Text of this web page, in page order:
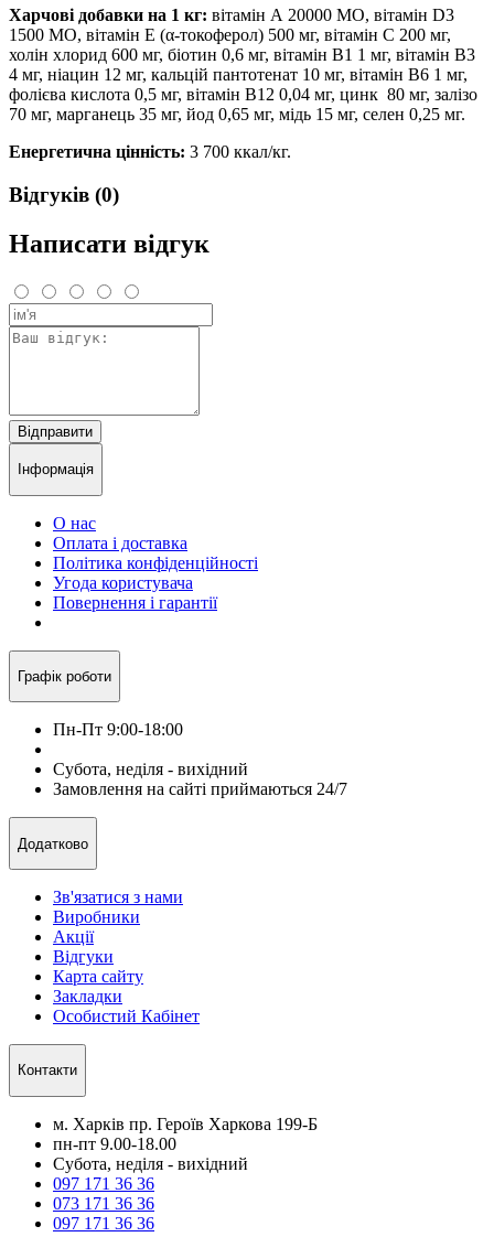
Харчові добавки на 1 кг: вітамін А 20000 МО, вітамін D3
1500 МО, вітамін Е (α-токоферол) 500 мг, вітамін С 200 мг,
холін хлорид 600 мг, біотин 0,6 мг, вітамін В1 1 мг, вітамін В3
4 мг, ніацин 12 мг, кальцій пантотенат 10 мг, вітамін В6 1 мг,
фолієва кислота 0,5 мг, вітамін В12 0,04 мг, цинк 80 мг, залізо
70 мг, марганець 35 мг, йод 0,65 мг, мідь 15 мг, селен 0,25 мг.
Енергетична цінність: 3 700 ккал/кг.
Відгуків (0)
Написати відгук
Відправити
Інформація
О нас
Оплата і доставка
Політика конфіденційності
Угода користувача
Повернення і гарантії
Графік роботи
Пн-Пт 9:00-18:00
Субота, неділя - вихідний
Замовлення на сайті приймаються 24/7
Додатково
Зв'язатися з нами
Виробники
Акції
Відгуки
Карта сайту
Закладки
Особистий Кабінет
Контакти
м. Харків пр. Героїв Харкова 199-Б
пн-пт 9.00-18.00
Субота, неділя - вихідний
097 171 36 36
073 171 36 36
097 171 36 36